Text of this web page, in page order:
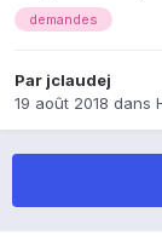
demandes
Par jclaudej
19 août 2018 dans